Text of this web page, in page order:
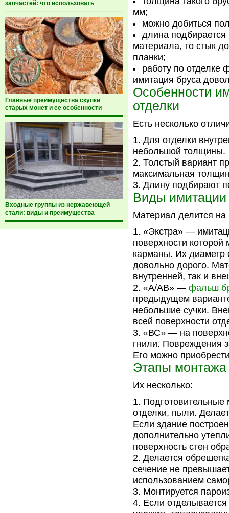
запчастей: что использовать
Главные преимущества скупки
старых монет и ее особенности
Входные группы из нержавеющей
стали: виды и преимущества
мм;
можно добиться
длина
материала, то стык
планки;
работу по отделке
имитация бруса
Особенности
отделки
Есть несколько
Для отделки
небольшой толщины.
Толстый вариант
максимальная
Длину подбирают
Виды имитации
Материал делится на
«Экстра» —
поверхности
карманы. Их диаметр
довольно дорого.
внутренней, так и
«А/АВ» — фальш
предыдущем
небольшие сучки.
всей поверхности
«ВС» — на
гнили. Повреждения
Его можно
Этапы монтажа
Их несколько:
Подготовительные
отделки, пыли.
Если здание
дополнительно
поверхность стен
Делается
сечение не
использованием
Монтируется
Если